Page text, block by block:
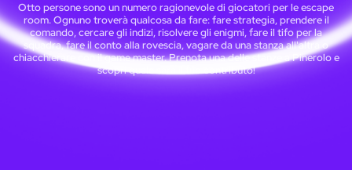
Otto persone sono un numero ragionevole di giocatori per le escape
room. Ognuno troverà qualcosa da fare: fare strategia, prendere il
comando, cercare gli indizi, risolvere gli enigmi, fare il tifo per la
squadra, fare il conto alla rovescia, vagare da una stanza all'altra o
chiacchierare con il game master. Prenota una delle stanze a Pinerolo e
scopri quale sarà il tuo contributo!